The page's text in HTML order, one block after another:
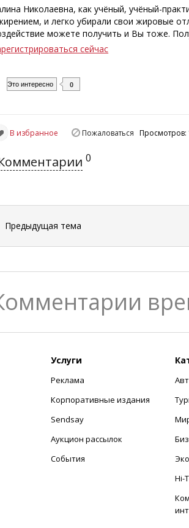
Николаевна, как учёный, учёный-
и легко убирали свои жировые
можете получить и Вы тоже.
сейчас
Это интересно 0
В избранное Пожаловаться Просмотров:
0
Предыдущая тема
Услуги
Реклама
Корпоративные издания
Sendsay
Аукцион рассылок
События
Hi-